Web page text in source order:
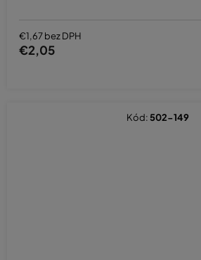
€1,67 bez DPH
€2,05
Kód: 502-149